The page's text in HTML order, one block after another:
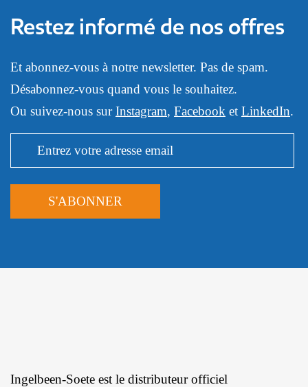
Restez informé de nos offres
Et abonnez-vous à notre newsletter. Pas de spam.
Désabonnez-vous quand vous le souhaitez.
Ou suivez-nous surInstagram, Facebook et LinkedIn.
Ingelbeen-Soete est le distributeur officiel